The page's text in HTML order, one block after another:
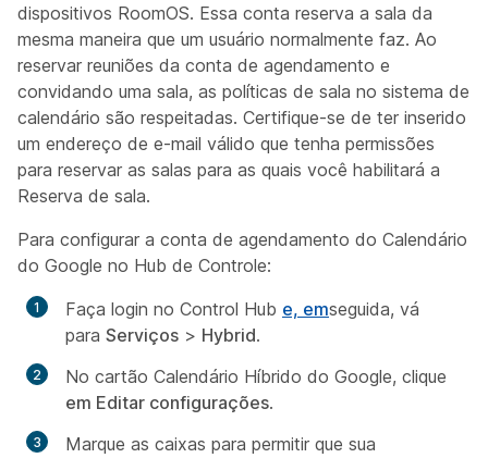
dispositivos RoomOS. Essa conta reserva a sala da
mesma maneira que um usuário normalmente faz. Ao
reservar reuniões da conta de agendamento e
convidando uma sala, as políticas de sala no sistema de
calendário são respeitadas. Certifique-se de ter inserido
um endereço de e-mail válido que tenha permissões
para reservar as salas para as quais você habilitará a
Reserva de sala.
Para configurar a conta de agendamento do Calendário
do Google no Hub de Controle:
Faça login no Control Hub e, emseguida, vá
para Serviços > Hybrid.
No cartão Calendário Híbrido do Google, clique
em Editar configurações.
Marque as caixas para permitir que sua